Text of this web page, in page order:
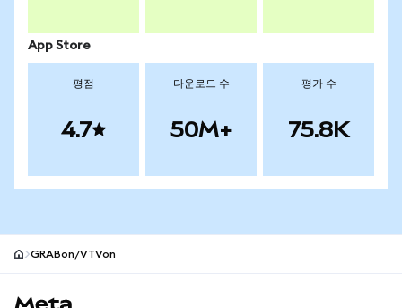
App Store
평점
4.7
다운로드 수
50M+
평가 수
75.8K
GRABon/VTVon